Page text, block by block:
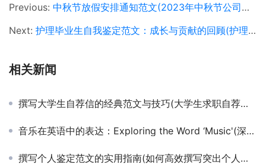
Previous: 中秋节放假安排通知范文(2023年中秋节公司放假通知及假期安排示例)
Next: 护理毕业生自我鉴定范文：成长与贡献的回顾(护理专业毕业生个人成长与职业展望的自我鉴定)
相关新闻
撰写大学生自荐信的经典范文与技巧(大学生求职自荐信撰写指南与优秀示例)
音乐在英语中的表达：Exploring the Word ‘Music'(深入理解音乐在英语中的命名与表达方式)
撰写个人鉴定范文的实用指南(如何高效撰写突出个人优势的个人鉴定范文)